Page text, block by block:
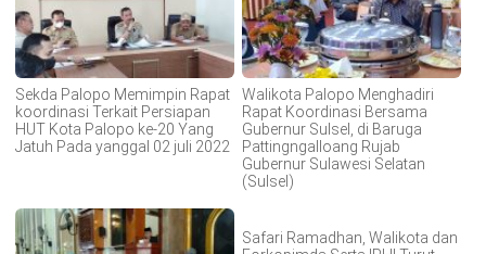
Sekda Palopo Memimpin Rapat
koordinasi Terkait Persiapan
HUT Kota Palopo ke-20 Yang
Jatuh Pada yanggal 02 juli 2022
Walikota Palopo Menghadiri
Rapat Koordinasi Bersama
Gubernur Sulsel, di Baruga
Pattingngalloang Rujab
Gubernur Sulawesi Selatan
(Sulsel)
Safari Ramadhan, Walikota dan